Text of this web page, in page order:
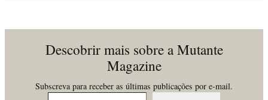
Descobrir mais sobre a Mutante
Magazine
Subscreva para receber as últimas publicações por e-mail.
Insira o seu email…